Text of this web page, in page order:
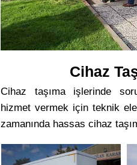
Cihaz
Cihaz taşıma işlerinde
hizmet vermek için teknik
zamanında hassas cihaz